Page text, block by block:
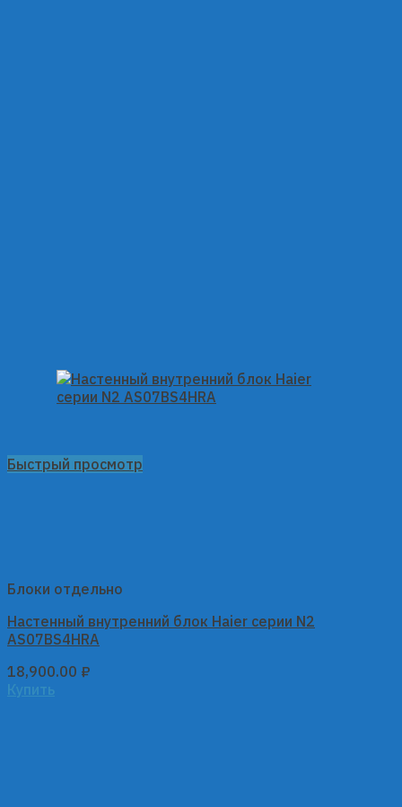
Быстрый просмотр
Блоки отдельно
Настенный внутренний блок Haier серии N2
AS07BS4HRA
18,900.00 ₽
Купить